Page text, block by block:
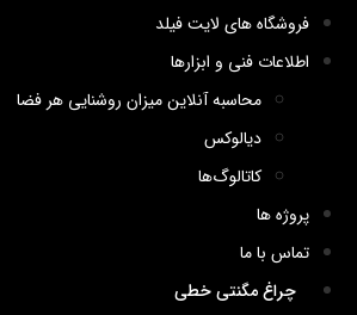
فروشگاه های لایت فیلد
اطلاعات فنی و ابزارها
محاسبه آنلاین میزان روشنایی هر فضا
دیالوکس
کاتالوگ‌ها
پروژه ها
تماس با ما
چراغ مگنتی خطی